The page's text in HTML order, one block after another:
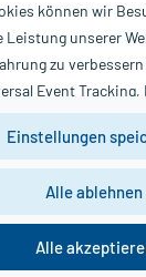
Sie bitte dazu
Für den
Aktionen und
Helle e.K. -
können wir
Leistung unserer
zu
Event Tracking,
Plugin).
darauf hin, dass die
den Europäischen
und ein
verarbeitet werden,
werden.
Einstellungen
Alle ablehnen
Alle